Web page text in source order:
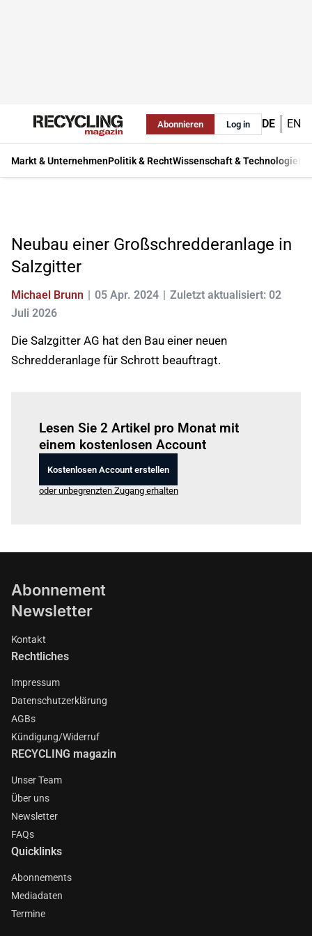
Abonnieren Log in DE EN
Markt & UnternehmenPolitik & RechtWissenschaft & Technologie
Neubau einer Großschredderanlage in
Salzgitter
Michael Brunn 05 Apr. 2024
Zuletzt aktualisiert: 02
Juli 2026
Die Salzgitter AG hat den Bau einer neuen
Schredderanlage für Schrott beauftragt.
Lesen Sie 2 Artikel pro Monat mit
einem kostenlosen Account
Kostenlosen Account erstellen
oder unbegrenzten Zugang erhalten
Abonnement
Newsletter
Kontakt
Rechtliches
Impressum
Datenschutzerklärung
AGBs
Kündigung/Widerruf
RECYCLING magazin
Unser Team
Über uns
Newsletter
FAQs
Quicklinks
Abonnements
Mediadaten
Termine